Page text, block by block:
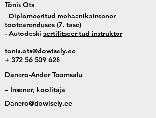
Tõnis Ots
- Diplomeeritud mehaanikainsener
tootearenduses (7. tase)
- Autodeski sertifitseeritud instruktor
tonis.ots@dowisely.ee
+ 372 56 509 628
Danero-Ander Toomsalu
– Insener, koolitaja
Danero@dowisely.ee